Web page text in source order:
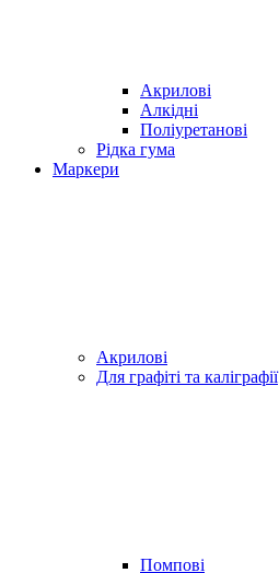
Акрилові
Алкідні
Поліуретанові
Рідка гума
Маркери
Акрилові
Для графіті та каліграфії
Помпові